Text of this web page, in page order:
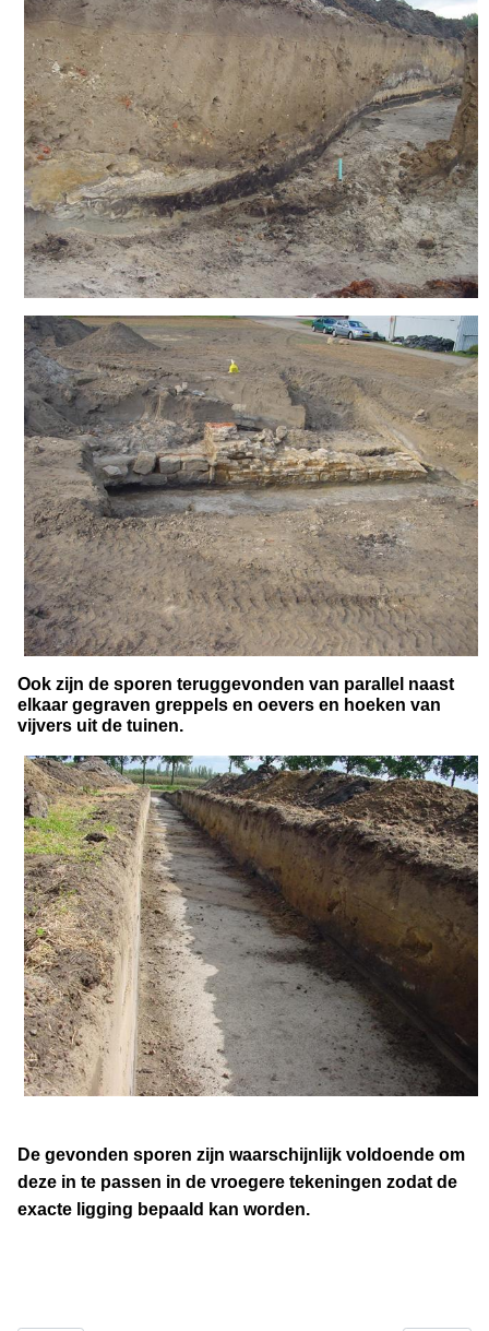
Ook zijn de sporen teruggevonden van parallel naast
elkaar gegraven greppels en oevers en hoeken van
vijvers uit de tuinen.
De gevonden sporen zijn waarschijnlijk voldoende om
deze in te passen in de vroegere tekeningen zodat de
exacte ligging bepaald kan worden.